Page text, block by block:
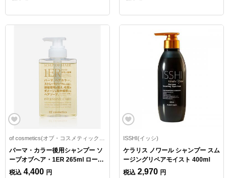
パーマ・カラー後用シャンプー ソ
ープオブヘア・1ER 265ml ローズ
マリーの香り
税込 4,400 円
ISSHI(イッシ)
ケラリス ノワール シャンプー スム
ージングリペアモイスト 400ml
税込 2,970 円